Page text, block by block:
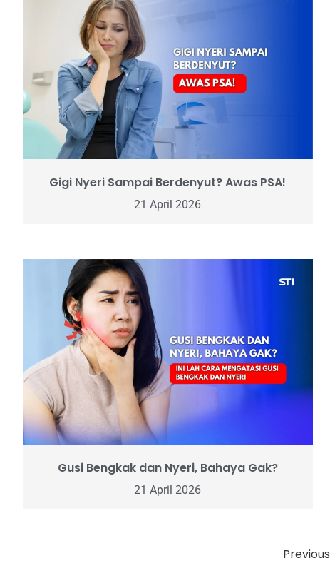
Gigi Nyeri Sampai Berdenyut? Awas PSA!
21 April 2026
Gusi Bengkak dan Nyeri, Bahaya Gak?
21 April 2026
Previous